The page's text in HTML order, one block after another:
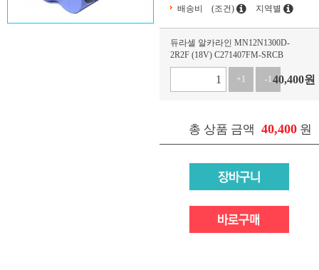
배송비
(조건) 지역별
듀라셀 알카라인 MN12N1300D-
2R2F (18V) C271407FM-SRCB
+1 -140,400원
총 상품 금액 40,400 원